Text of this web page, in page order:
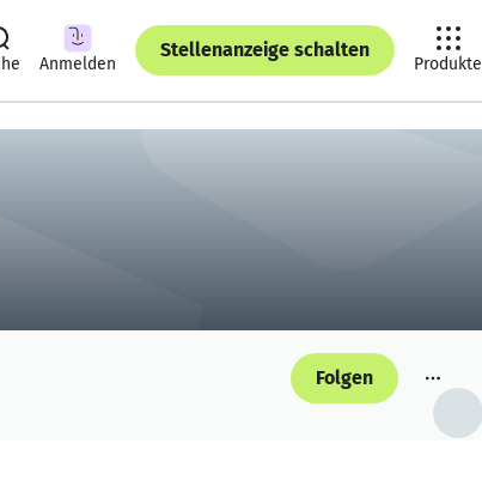
Anmelden
Stellenanzeige schalten
Produkte
Folgen